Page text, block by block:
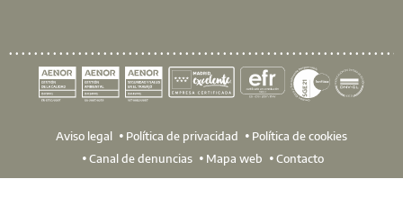
Aviso legal Política de privacidad
Política de cookies
Canal de denuncias
Mapa web Contacto